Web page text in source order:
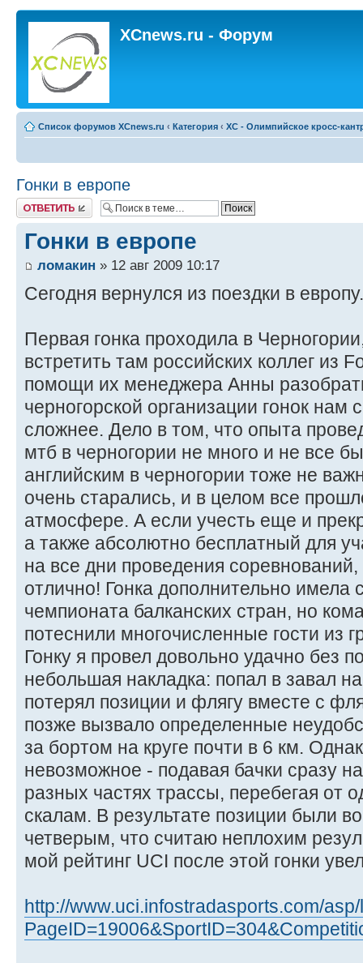
XCnews.ru - Форум
Список форумов XCnews.ru ‹ Категория ‹ XC - Олимпийское кросс-
Гонки в европе
Ответить
Гонки в европе
ломакин » 12 авг 2009 10:17
Сегодня вернулся из поездки в
Первая гонка проходила в
встретить там российских коллег из
помощи их менеджера Анны
черногорской организации гонок нам
сложнее. Дело в том, что опыта
мтб в черногории не много и не все
английским в черногории тоже не
очень старались, и в целом все
атмосфере. А если учесть еще и
а также абсолютно бесплатный для
на все дни проведения
отлично! Гонка дополнительно имела
чемпионата балканских стран, но
потеснили многочисленные гости из
Гонку я провел довольно удачно без
небольшая накладка: попал в завал
потерял позиции и флягу вместе с
позже вызвало определенные
за бортом на круге почти в 6 км.
невозможное - подавая бачки сразу
разных частях трассы, перебегая от
скалам. В результате позиции были
четверым, что считаю неплохим
мой рейтинг UCI после этой гонки
http://www.uci.infostradasports.com/